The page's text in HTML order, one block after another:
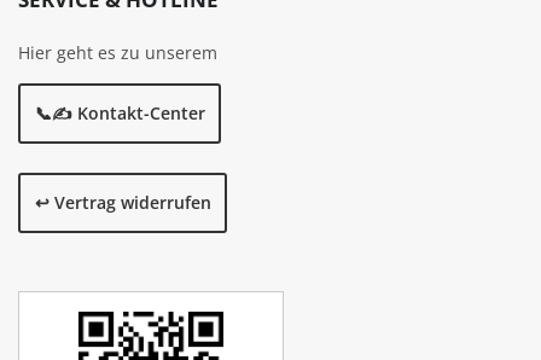
Hier geht es zu unserem
📞✍️ Kontakt-Center
↩️ Vertrag widerrufen